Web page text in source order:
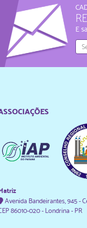
E
Avenida Bandeirantes, 945 -
86010-020 - Londrina - PR